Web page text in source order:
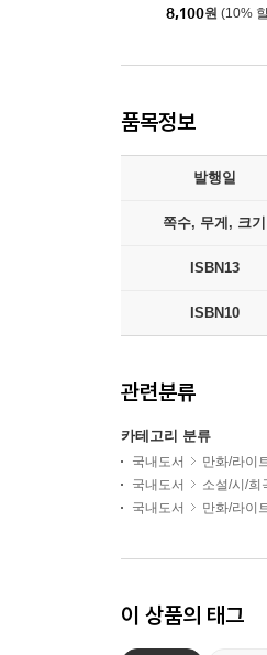
8,100원 (10%
품목정보
발행일
쪽수, 무게, 크기
ISBN13
ISBN10
관련분류
카테고리 분류
국내도서 만화/라이
국내도서
소설/시/희
국내도서
만화/라이
이 상품의 태그